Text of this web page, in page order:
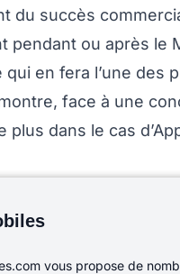
du succès
pendant ou après le
en fera l’une des
face à une
dans le cas
vous propose de